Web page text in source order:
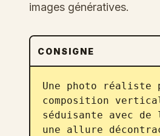
images génératives.
CONSIGNE
Une photo réaliste
composition
séduisante avec de
une allure